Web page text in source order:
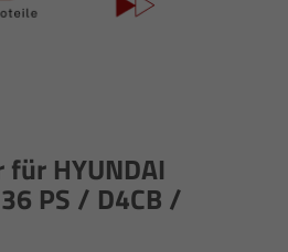
HYUNDAI
PS / D4CB /